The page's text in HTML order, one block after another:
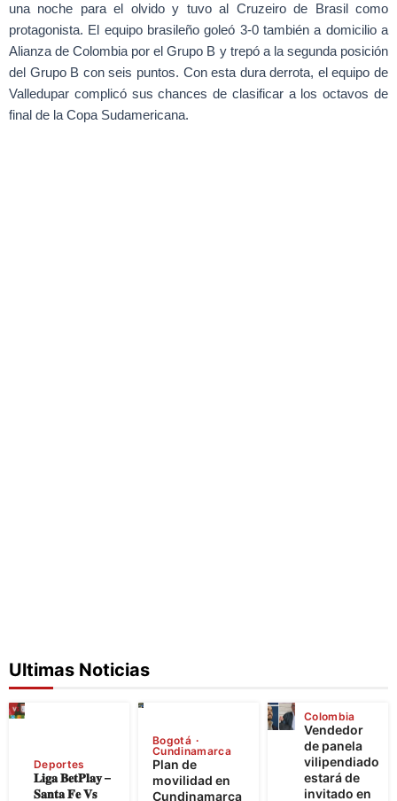
una noche para el olvido y tuvo al Cruzeiro de Brasil como
protagonista. El equipo brasileño goleó 3-0 también a domicilio a
Alianza de Colombia por el Grupo B y trepó a la segunda posición
del Grupo B con seis puntos. Con esta dura derrota, el equipo de
Valledupar complicó sus chances de clasificar a los octavos de
final de la Copa Sudamericana.
Ultimas Noticias
Deportes
𝐋𝐢𝐠𝐚 𝐁𝐞𝐭𝐏𝐥𝐚𝐲 –
𝐒𝐚𝐧𝐭𝐚 𝐅𝐞 𝐕𝐬
Bogotá
Cundinamarca
Plan de
movilidad en
Cundinamarca
Colombia
Vendedor
de panela
vilipendiado
estará de
invitado en